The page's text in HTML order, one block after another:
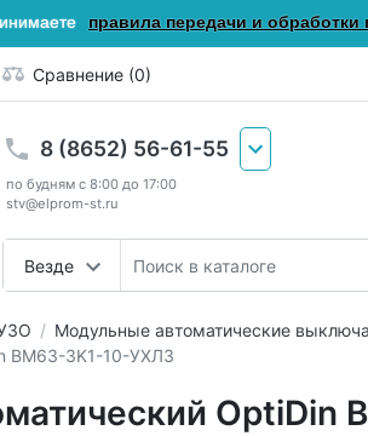
правила передачи и
Сравнение (0)
8 (8652) 56-61-55
по будням с 8:00 до 17:00
stv@elprom-st.ru
Везде
Модульные автоматические
BM63-3K1-10-УХЛ3
OptiDin